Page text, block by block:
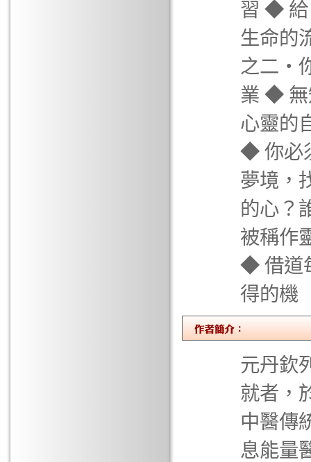
習 ◆ 給
生命的
之二‧
業 ◆ 無
心靈的
◆ 你必
夢境，
的心？
被稱作
◆ 借道
得的機
元丹欽
就者，
中醫傳
息能量